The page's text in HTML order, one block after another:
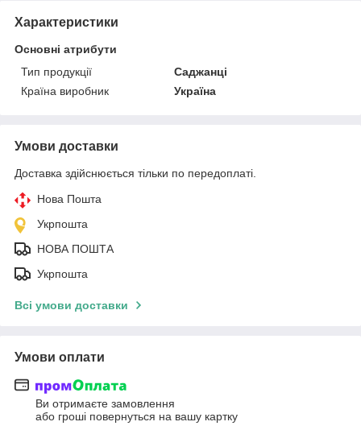
Характеристики
Основні атрибути
Тип продукції
Саджанці
Країна виробник
Україна
Умови доставки
Доставка здійснюється тільки по передоплаті.
Нова Пошта
Укрпошта
НОВА ПОШТА
Укрпошта
Всі умови доставки
Умови оплати
Ви отримаєте замовлення
або гроші повернуться на вашу картку